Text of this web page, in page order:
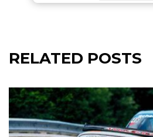
RELATED POSTS